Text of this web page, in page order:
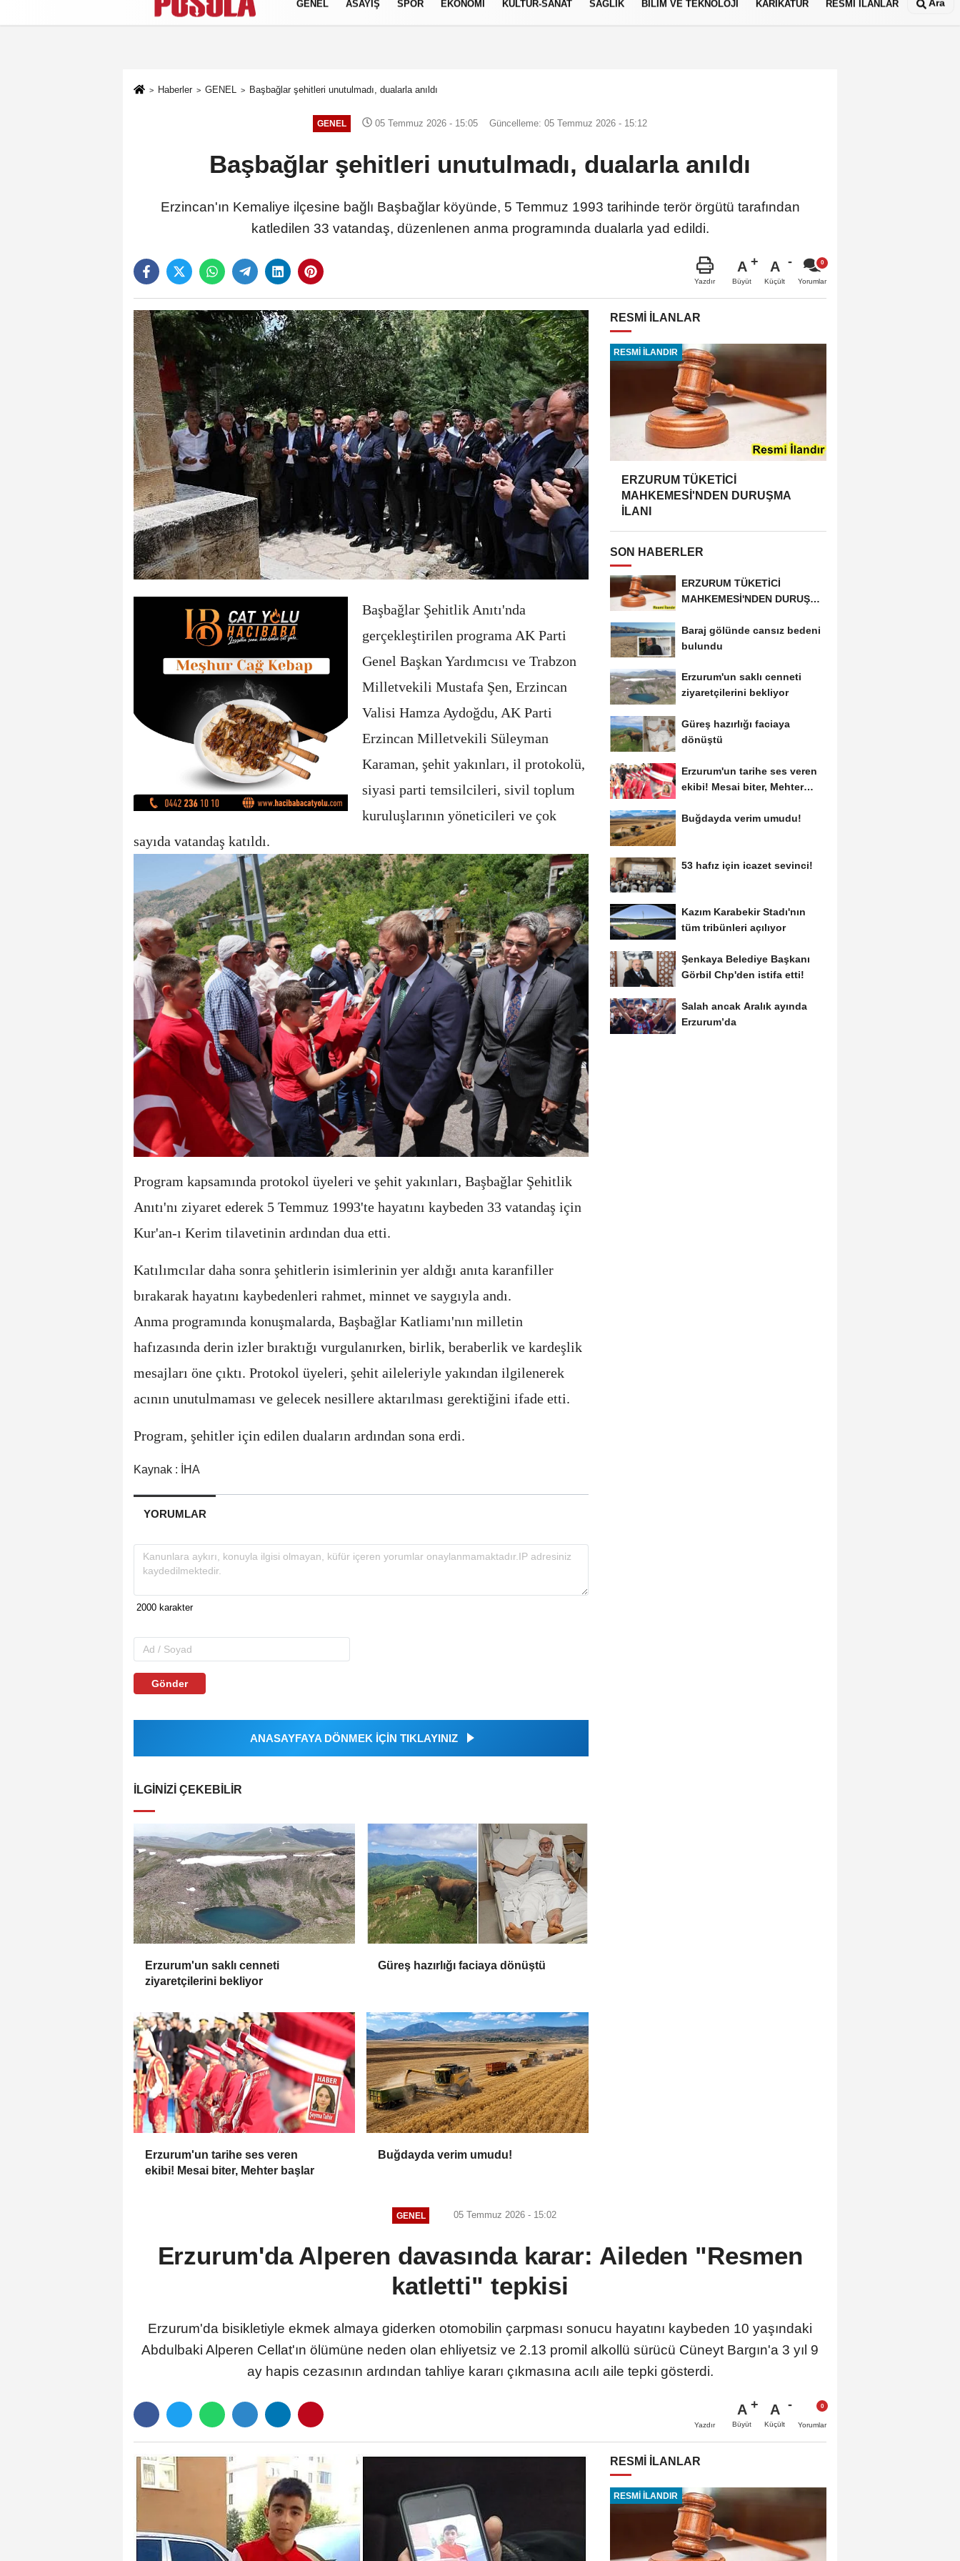
Künye İletişim Gizlilik Politikası
GENEL ASAYİŞ SPOR EKONOMİ KÜLTÜR-SANAT SAĞLIK BİLİM VE TEKNOLOJİ KARİKATÜR RESMİ İLANLAR Ara
Haberler GENEL Başbağlar şehitleri unutulmadı, dualarla anıldı
GENEL 05 Temmuz 2026 - 15:05 Güncelleme: 05 Temmuz 2026 - 15:12
Başbağlar şehitleri unutulmadı, dualarla anıldı
Erzincan'ın Kemaliye ilçesine bağlı Başbağlar köyünde, 5 Temmuz 1993 tarihinde terör örgütü tarafından
katledilen 33 vatandaş, düzenlenen anma programında dualarla yad edildi.
Yazdır
A
Büyüt
A
Küçült Yorumlar
Başbağlar Şehitlik Anıtı'nda
gerçekleştirilen programa AK Parti
Genel Başkan Yardımcısı ve Trabzon
Milletvekili Mustafa Şen, Erzincan
Valisi Hamza Aydoğdu, AK Parti
Erzincan Milletvekili Süleyman
Karaman, şehit yakınları, il protokolü,
siyasi parti temsilcileri, sivil toplum
kuruluşlarının yöneticileri ve çok
sayıda vatandaş katıldı.
Program kapsamında protokol üyeleri ve şehit yakınları, Başbağlar Şehitlik
Anıtı'nı ziyaret ederek 5 Temmuz 1993'te hayatını kaybeden 33 vatandaş için
Kur'an-ı Kerim tilavetinin ardından dua etti.
Katılımcılar daha sonra şehitlerin isimlerinin yer aldığı anıta karanfiller
bırakarak hayatını kaybedenleri rahmet, minnet ve saygıyla andı.
Anma programında konuşmalarda, Başbağlar Katliamı'nın milletin
hafızasında derin izler bıraktığı vurgulanırken, birlik, beraberlik ve kardeşlik
mesajları öne çıktı. Protokol üyeleri, şehit aileleriyle yakından ilgilenerek
acının unutulmaması ve gelecek nesillere aktarılması gerektiğini ifade etti.
Program, şehitler için edilen duaların ardından sona erdi.
Kaynak : İHA
YORUMLAR
Gönder
ANASAYFAYA DÖNMEK İÇİN TIKLAYINIZ
İLGINIZI ÇEKEBILIR
Erzurum'un saklı cenneti
ziyaretçilerini bekliyor
Güreş hazırlığı faciaya dönüştü
Erzurum'un tarihe ses veren
ekibi! Mesai biter, Mehter başlar
Buğdayda verim umudu!
RESMİ İLANLAR
RESMİ İLANDIR
ERZURUM TÜKETİCİ
MAHKEMESİ'NDEN DURUŞMA
İLANI
SON HABERLER
ERZURUM TÜKETİCİ
MAHKEMESİ'NDEN DURUŞMA
Baraj gölünde cansız bedeni
bulundu
Erzurum'un saklı cenneti
ziyaretçilerini bekliyor
Güreş hazırlığı faciaya
dönüştü
Erzurum'un tarihe ses veren
ekibi! Mesai biter, Mehter
Buğdayda verim umudu!
53 hafız için icazet sevinci!
Kazım Karabekir Stadı'nın
tüm tribünleri açılıyor
Şenkaya Belediye Başkanı
Görbil Chp'den istifa etti!
Salah ancak Aralık ayında
Erzurum’da
GENEL 05 Temmuz 2026 - 15:02
Erzurum'da Alperen davasında karar: Aileden "Resmen
katletti" tepkisi
Erzurum'da bisikletiyle ekmek almaya giderken otomobilin çarpması sonucu hayatını kaybeden 10 yaşındaki
Abdulbaki Alperen Cellat'ın ölümüne neden olan ehliyetsiz ve 2.13 promil alkollü sürücü Cüneyt Bargın'a 3 yıl 9
ay hapis cezasının ardından tahliye kararı çıkmasına acılı aile tepki gösterdi.
Yazdır
A
Büyüt
A
Küçült Yorumlar
RESMİ İLANLAR
RESMİ İLANDIR